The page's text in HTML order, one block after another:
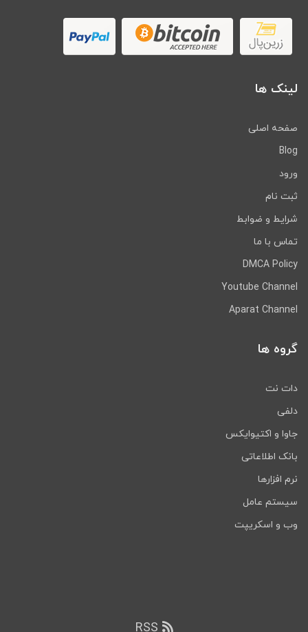
لینک ها
صفحه اصلی
Blog
ورود
ثبت نام
شرایط و ضوابط
تماس با ما
DMCA Policy
Youtube Channel
Aparat Channel
گروه ها
دات نت
دلفی
جاوا و اکتیوایکس
بانک اطلاعاتی
نرم افزارها
سیستم عامل
وب و اسکریپت